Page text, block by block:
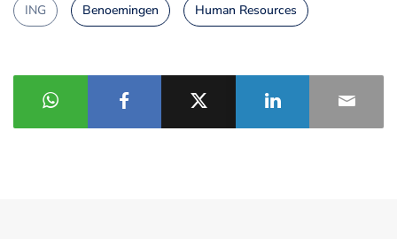
ING Benoemingen Human Resources